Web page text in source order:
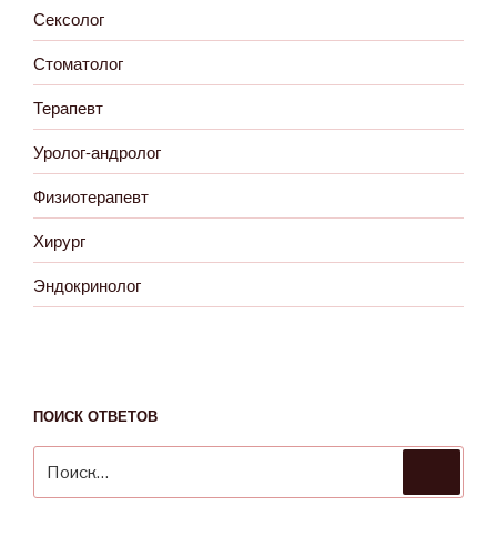
Сексолог
Стоматолог
Терапевт
Уролог-андролог
Физиотерапевт
Хирург
Эндокринолог
ПОИСК ОТВЕТОВ